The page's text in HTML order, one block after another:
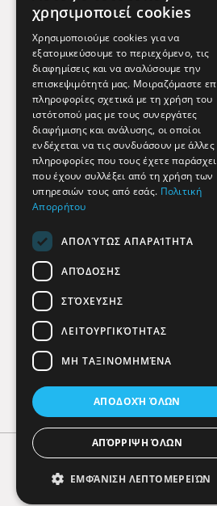
Χρήσιμα
Εφημερεύοντα
Απόρρητο
Όροι Χρήσης
Πολιτική προστασίας
Findhere
Social Media
HERE. All
χρησιμοποιεί cookies
Χρησιμοποιούμε cookies για να
εξατομικεύσουμε το περιεχόμενο, τις
διαφημίσεις και να αναλύσουμε την
επισκεψιμότητά μας. Μοιραζόμαστε
πληροφορίες σχετικά με τη χρήση του
ιστότοπού μας με τους συνεργάτες
διαφήμισης και ανάλυσης, οι οποίοι
ενδέχεται να τις συνδυάσουν με άλλες
πληροφορίες που τους έχετε
που έχουν συλλέξει από τη χρήση των
υπηρεσιών τους από εσάς. Πολιτική
Απορρήτου
ΑΠΟΛΎΤΩΣ ΑΠΑΡΑΊΤΗΤΑ
ΑΠΌΔΟΣΗΣ
ΣΤΌΧΕΥΣΗΣ
ΛΕΙΤΟΥΡΓΙΚΌΤΗΤΑΣ
ΜΗ ΤΑΞΙΝΟΜΗΜΈΝΑ
ΑΠΟΔΟΧΉ ΌΛΩΝ
ΑΠΌΡΡΙΨΗ ΌΛΩΝ
ΕΜΦΆΝΙΣΗ ΛΕΠΤΟΜΕΡΕΙΏΝ